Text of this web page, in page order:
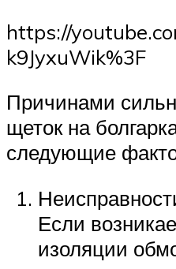
https://
k9JyxuWik%3F
Причинами
щеток на
следующие
Если
изоляции